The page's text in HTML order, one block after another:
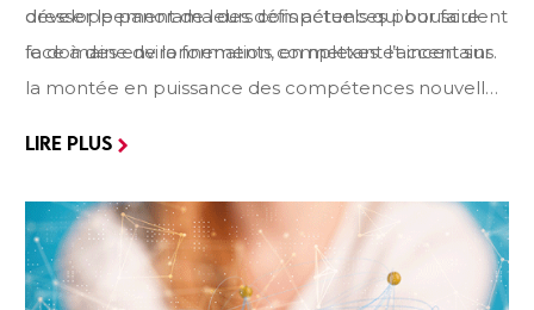
développement de leurs compétences pour faire
face à des environnements complexes et incertains.
dresser le panorama des défis actuels qui bousculent
le domaine de la formation, en mettant l’accent sur
la montée en puissance des compétences nouvelles,
convergence entre sphères professionnelle et
l’intelligence artificielle sur la formation. Enfin, il
présente CRForm, un outil clé développé par le CRF
pour mieux répondre aux besoins évolutifs des
LIRE PLUS